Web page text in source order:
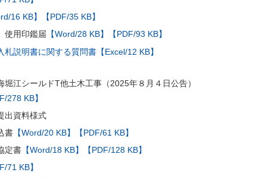
16 KB】
【PDF/35 KB】
用印鑑届 【Word/28 KB】
【PDF/93 KB】
説明書に関する質問書【Excel/12 KB】
堀江シールドT他土木工事（2025年８月４日公告）
278 KB】
出資料様式
書【Word/20 KB】
【PDF/61 KB】
定書【Word/18 KB】
【PDF/128 KB】
71 KB】